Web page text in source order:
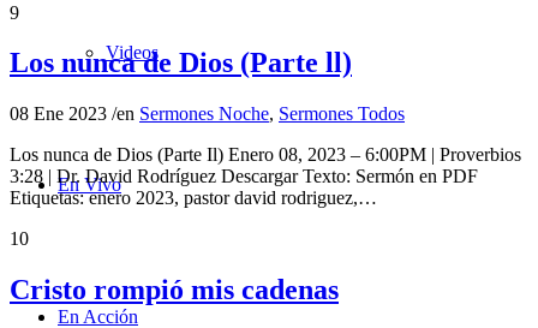
Videos
En Vivo
En Acción
9
Los nunca de Dios (Parte ll)
08 Ene 2023 /en Sermones Noche, Sermones Todos
Los nunca de Dios (Parte Il) Enero 08, 2023 – 6:00PM | Proverbios
3:28 | Dr. David Rodríguez Descargar Texto: Sermón en PDF
Etiquetas: enero 2023, pastor david rodriguez,…
10
Cristo rompió mis cadenas